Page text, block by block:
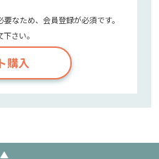
なため、会員登録が必須です。
さい。
購入